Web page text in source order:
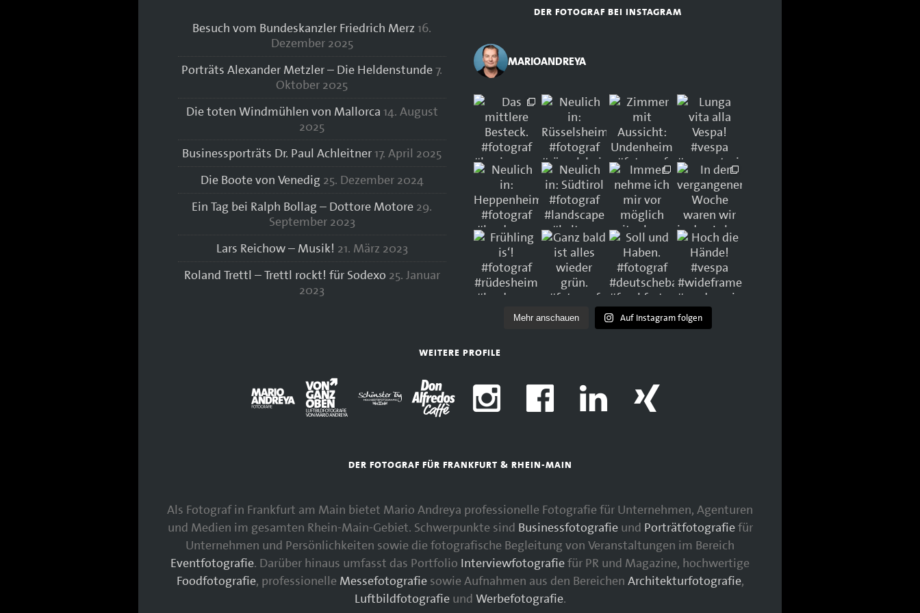
Besuch vom Bundeskanzler Friedrich Merz 16.
Dezember 2025
Porträts Alexander Metzler – Die Heldenstunde7.
Oktober 2025
Die toten Windmühlen von Mallorca 14. August
2025
Businessporträts Dr. Paul Achleitner17. April 2025
Die Boote von Venedig 25. Dezember 2024
Ein Tag bei Ralph Bollag – Dottore Motore 29.
September 2023
Lars Reichow – Musik! 21. März 2023
Roland Trettl – Trettl rockt! für Sodexo 25. Januar
2023
DER FOTOGRAF BEI INSTAGRAM
MARIOANDREYA
Mehr anschauen Auf Instagram folgen
WEITERE PROFILE
DER FOTOGRAF FÜR FRANKFURT & RHEIN-MAIN
Als Fotograf in Frankfurt am Main bietet Mario Andreya professionelle Fotografie für Unternehmen, Agenturen
und Medien im gesamten Rhein-Main-Gebiet. Schwerpunkte sind Businessfotografieund Porträtfotografiefür
Unternehmen und Persönlichkeiten sowie die fotografische Begleitung von Veranstaltungen im Bereich
Eventfotografie. Darüber hinaus umfasst das Portfolio Interviewfotografiefür PR und Magazine, hochwertige
Foodfotografie, professionelle Messefotografiesowie Aufnahmen aus den Bereichen Architekturfotografie,
Luftbildfotografieund Werbefotografie.